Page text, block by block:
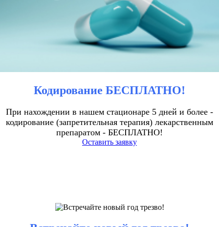
Кодирование БЕСПЛАТНО!
При нахождении в нашем стационаре 5 дней и более -
кодирование (запретительная терапия) лекарственным
препаратом - БЕСПЛАТНО!
Оставить заявку